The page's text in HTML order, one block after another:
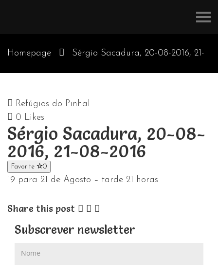
Homepage Sérgio Sacadura, 20-08-2016, 21-
Refúgios do Pinhal
0 Likes
Sérgio Sacadura, 20-08-
2016, 21-08-2016
Favorite 0
19 para 21 de Agosto – tarde 21 horas
Share this post
Subscrever newsletter